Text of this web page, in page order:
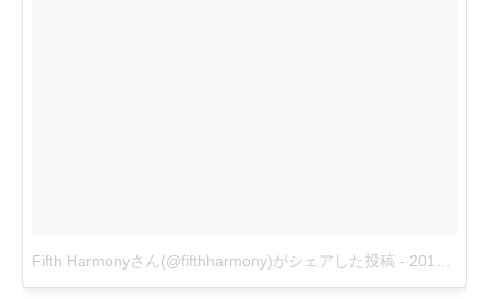
Fifth Harmonyさん(@fifthharmony)がシェアした投稿 - 2017 1月 5 2:03午後 PST